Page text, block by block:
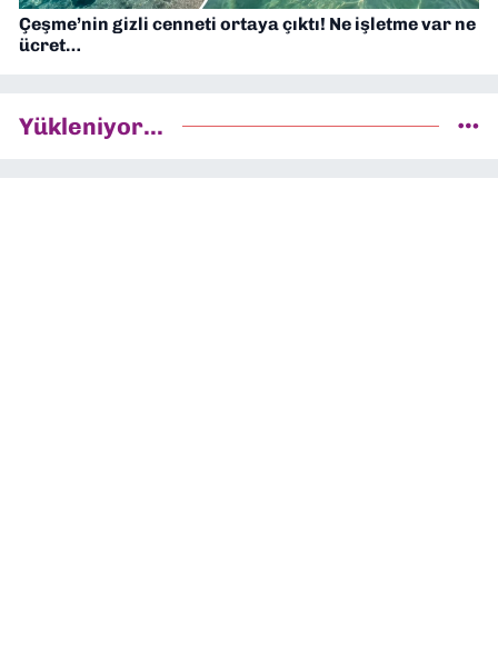
Çeşme’nin gizli cenneti ortaya çıktı! Ne işletme var ne
ücret…
Yükleniyor...